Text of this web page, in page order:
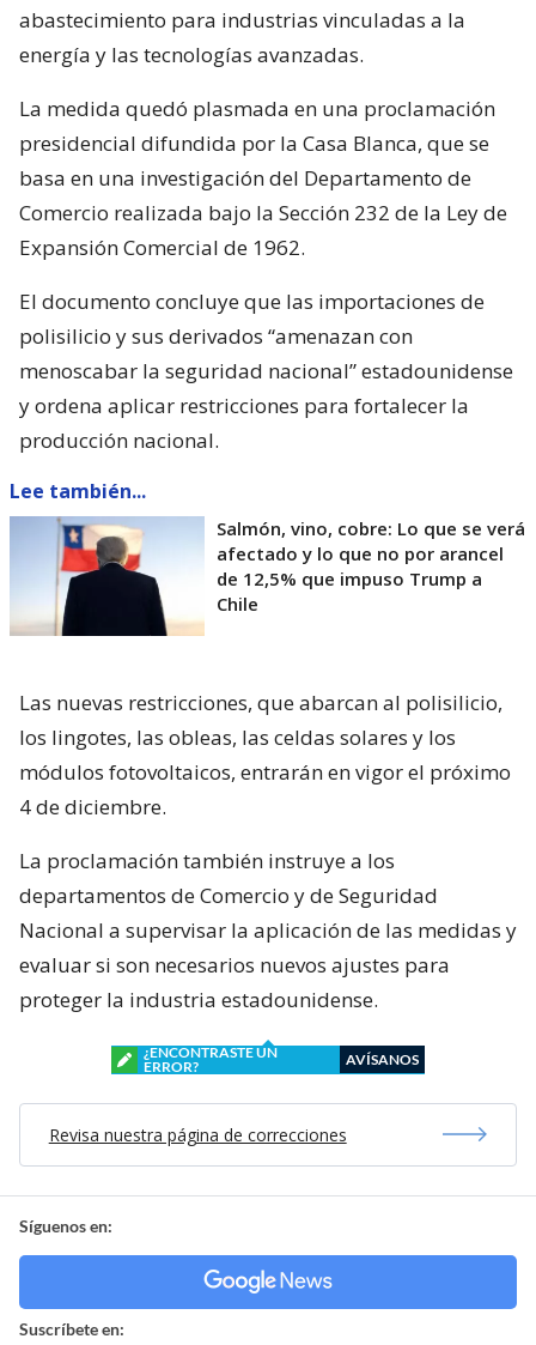
abastecimiento para industrias vinculadas a la
energía y las tecnologías avanzadas.
La medida quedó plasmada en una proclamación
presidencial difundida por la Casa Blanca, que se
basa en una investigación del Departamento de
Comercio realizada bajo la Sección 232 de la Ley de
Expansión Comercial de 1962.
El documento concluye que las importaciones de
polisilicio y sus derivados “amenazan con
menoscabar la seguridad nacional” estadounidense
y ordena aplicar restricciones para fortalecer la
producción nacional.
Lee también...
Salmón, vino, cobre: Lo que se verá
afectado y lo que no por arancel
de 12,5% que impuso Trump a
Chile
Las nuevas restricciones, que abarcan al polisilicio,
los lingotes, las obleas, las celdas solares y los
módulos fotovoltaicos, entrarán en vigor el próximo
4 de diciembre.
La proclamación también instruye a los
departamentos de Comercio y de Seguridad
Nacional a supervisar la aplicación de las medidas y
evaluar si son necesarios nuevos ajustes para
proteger la industria estadounidense.
¿ENCONTRASTE UN
ERROR?
AVÍSANOS
Revisa nuestra página de correcciones
Síguenos en:
Suscríbete en: